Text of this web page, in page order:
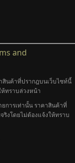
and
สินค้าที่ปรากฎบนเว็บไซท์นี้
ทราบล่วงหน้า
การเท่านั้น ราคาสินค้าที่
งโดยไม่ต้องแจ้งให้ทราบ